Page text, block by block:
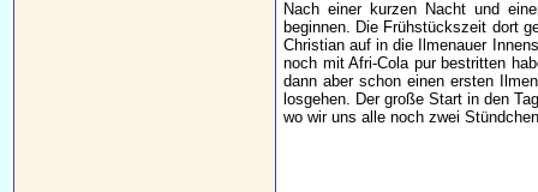
Nach einer kurzen Nacht und
beginnen. Die Frühstückszeit dort
Christian auf in die Ilmenauer
noch mit Afri-Cola pur bestritten
dann aber schon einen ersten
losgehen. Der große Start in den
wo wir uns alle noch zwei